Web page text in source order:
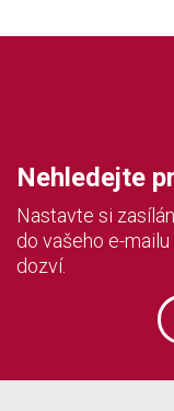
Nehledejte
Nastavte si
do vašeho e-
dozví.